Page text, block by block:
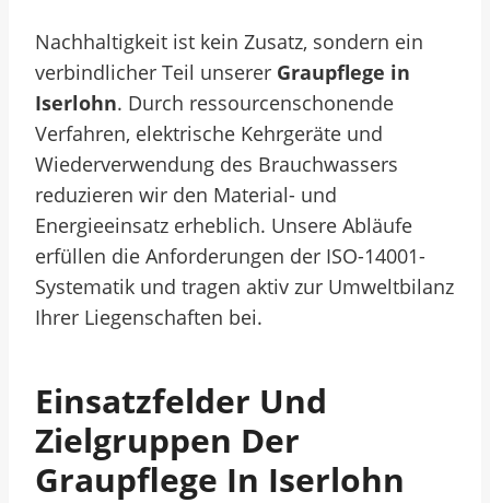
Nachhaltigkeit ist kein Zusatz, sondern ein
verbindlicher Teil unserer Graupflege in
Iserlohn. Durch ressourcenschonende
Verfahren, elektrische Kehrgeräte und
Wiederverwendung des Brauchwassers
reduzieren wir den Material- und
Energieeinsatz erheblich. Unsere Abläufe
erfüllen die Anforderungen der ISO-14001-
Systematik und tragen aktiv zur Umweltbilanz
Ihrer Liegenschaften bei.
Einsatzfelder Und
Zielgruppen Der
Graupflege In Iserlohn